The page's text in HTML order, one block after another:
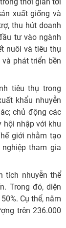
xuất giống và
thu hút doanh
tư vào ngành
nuôi và tiêu thụ
phát triển bền
tiêu thụ trong
khẩu nhuyễn
chủ động các
hội nhập với khu
giới nhằm tạo
tham gia
tích nhuyễn thể
Trong đó, diện
Cụ thể, năm
trên 236.000